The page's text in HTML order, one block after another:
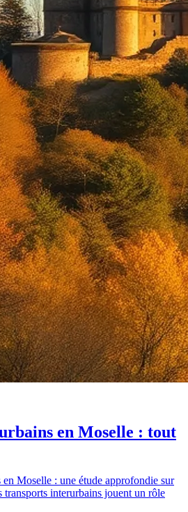
en Moselle : tout
Moselle : une étude approfondie sur
interurbains jouent un rôle